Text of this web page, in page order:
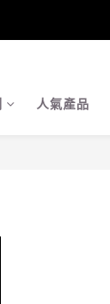
人氣產品